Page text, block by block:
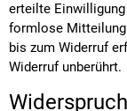
erteilte
formlose Mitteilung
bis zum Widerruf
Widerruf unberührt.